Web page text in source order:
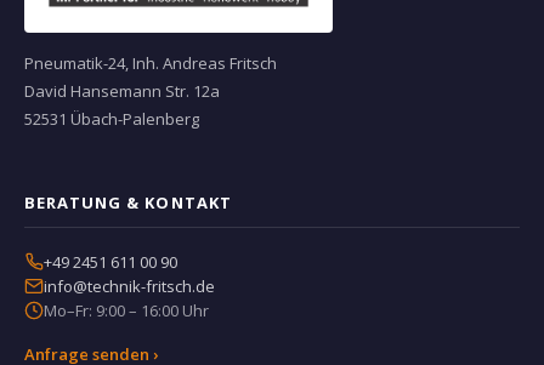
Pneumatik-24, Inh. Andreas Fritsch
David Hansemann Str. 12a
52531 Übach-Palenberg
BERATUNG & KONTAKT
+49 2451 611 00 90
info@technik-fritsch.de
Mo–Fr: 9:00 – 16:00 Uhr
Anfrage senden ›